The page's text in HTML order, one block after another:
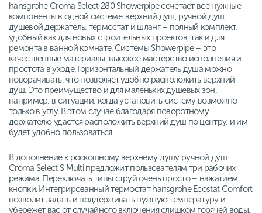
hansgrohe Croma Select 280 Showerpipe сочетает все нужные
компоненты в одной системе: верхний душ, ручной душ,
душевой держатель, термостат и шланг – полный комплект,
удобный как для новых строительных проектов, так и для
ремонта в ванной комнате. Системы Showerpipe – это
качественные материалы, высокое мастерство исполнения и
простота в уходе. Горизонтальный держатель душа можно
поворачивать, что позволяет удобно расположить верхний
душ. Это преимущество и для маленьких душевых зон,
например, в ситуации, когда установить систему возможно
только в углу. В этом случае благодаря поворотному
держателю удастся расположить верхний душ по центру, и им
будет удобно пользоваться.
В дополнение к роскошному верхнему душу ручной душ
Croma Select S Multi предложит пользователям три рабочих
режима. Переключать типы струй очень просто – нажатием
кнопки. Интегрированный термостат hansgrohe Ecostat Comfort
позволит задать и поддерживать нужную температуру и
убережет вас от случайного включения слишком горячей воды.